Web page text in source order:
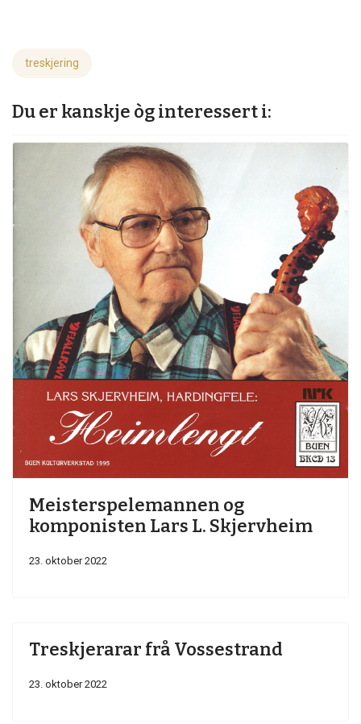
treskjering
Du er kanskje òg interessert i:
Meisterspelemannen og
komponisten Lars L. Skjervheim
23. oktober 2022
Treskjerarar frå Vossestrand
23. oktober 2022